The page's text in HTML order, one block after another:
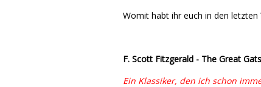
Womit habt ihr euch in den
F. Scott Fitzgerald - The Great
Ein Klassiker, den ich schon